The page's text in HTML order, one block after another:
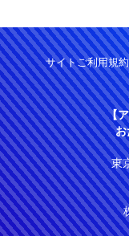
サイトご利用規約
【
お
東